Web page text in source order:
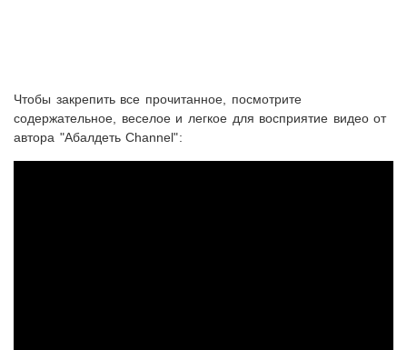
Чтобы закрепить все прочитанное, посмотрите
содержательное, веселое и легкое для восприятие видео от
автора "Абалдеть Channel":